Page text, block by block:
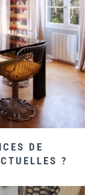
DE
?